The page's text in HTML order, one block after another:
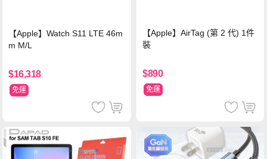
【Apple】Watch S11 LTE 46m
m M/L
$16,318
免運
【Apple】AirTag (第 2 代) 1件
裝
$890
免運